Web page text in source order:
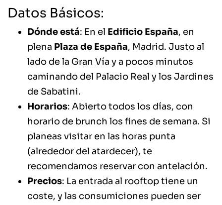
Datos Básicos:
Dónde está: En el Edificio España, en
plena Plaza de España, Madrid. Justo al
lado de la Gran Vía y a pocos minutos
caminando del Palacio Real y los Jardines
de Sabatini.
Horarios: Abierto todos los días, con
horario de brunch los fines de semana. Si
planeas visitar en las horas punta
(alrededor del atardecer), te
recomendamos reservar con antelación.
Precios: La entrada al rooftop tiene un
coste, y las consumiciones pueden ser